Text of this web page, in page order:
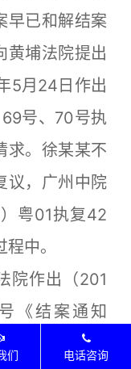
早已和解结案
黄埔法院提出
5月24日作出
69号、70号执
求。徐某某不
议，广州中院
粤01执复42
中。
作出（201
《结案通知
岑某某、凌
们 电话咨询